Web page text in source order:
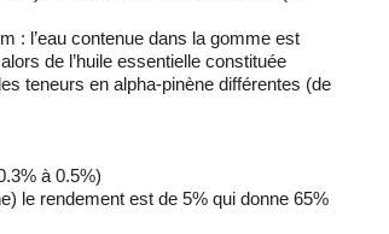
: l’eau contenue dans la gomme est
de l’huile essentielle constituée
teneurs en alpha-pinène différentes (de
à 0.5%)
le rendement est de 5% qui donne 65%